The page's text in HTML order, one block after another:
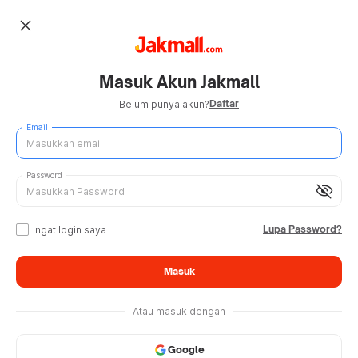
close
Masuk Akun Jakmall
Belum punya akun?Daftar
Email
visibility_off
Password
Ingat login saya Lupa Password?
Masuk
Atau masuk dengan
Google